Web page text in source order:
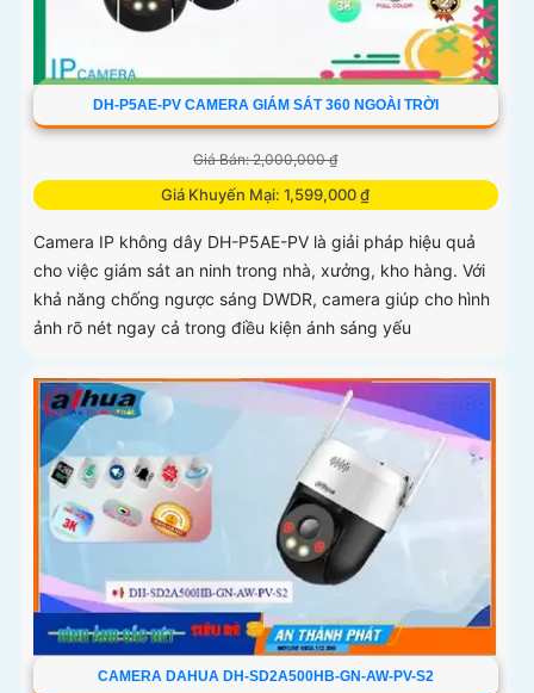
DH-P5AE-PV CAMERA GIÁM SÁT 360 NGOÀI TRỜI
Giá Bán: 2,000,000 ₫
Giá Khuyến Mại: 1,599,000 ₫
Camera IP không dây DH-P5AE-PV là giải pháp hiệu quả
cho việc giám sát an ninh trong nhà, xưởng, kho hàng. Với
khả năng chống ngược sáng DWDR, camera giúp cho hình
ảnh rõ nét ngay cả trong điều kiện ánh sáng yếu
CAMERA DAHUA DH-SD2A500HB-GN-AW-PV-S2